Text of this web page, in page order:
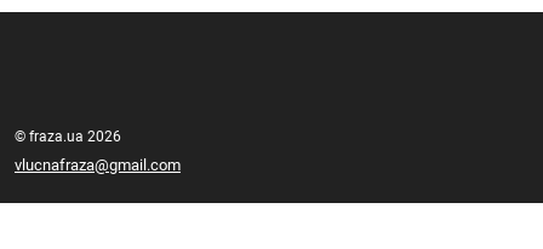
© fraza.ua 2026
vlucnafraza@gmail.com